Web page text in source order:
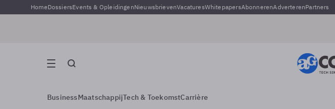
HomeDossiersEvents & OpleidingenNieuwsbrievenVacaturesWhitepapersAbonnerenAdverterenPartners
BusinessMaatschappijTech & ToekomstCarrière